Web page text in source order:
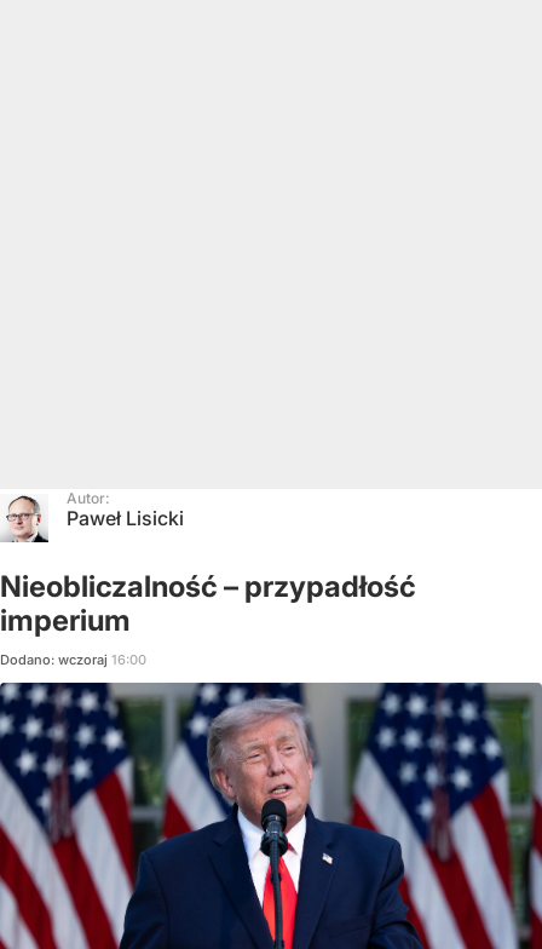
Autor:
Paweł Lisicki
Nieobliczalność – przypadłość
imperium
Dodano: wczoraj 16:00